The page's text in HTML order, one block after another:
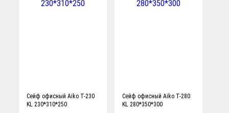
Сейф офисный Aiko T-230
KL 230*310*250
Сейф офисный Aiko T-280
KL 280*350*300